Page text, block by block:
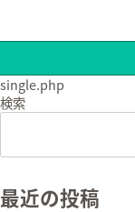
single.php
検索
最近の投稿